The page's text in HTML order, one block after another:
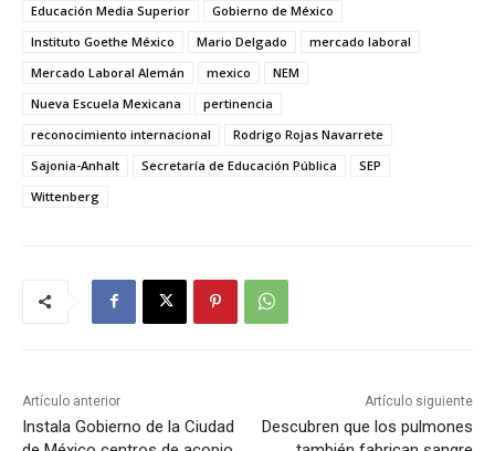
Educación Media Superior
Gobierno de México
Instituto Goethe México
Mario Delgado
mercado laboral
Mercado Laboral Alemán
mexico
NEM
Nueva Escuela Mexicana
pertinencia
reconocimiento internacional
Rodrigo Rojas Navarrete
Sajonia-Anhalt
Secretaría de Educación Pública
SEP
Wittenberg
Artículo anterior
Instala Gobierno de la Ciudad
Artículo siguiente
Descubren que los pulmones